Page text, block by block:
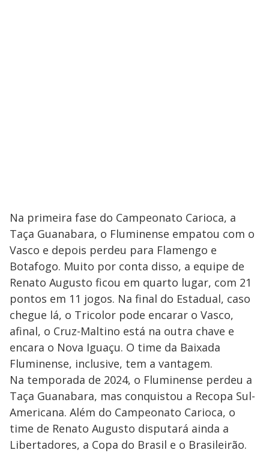
Na primeira fase do Campeonato Carioca, a
Taça Guanabara, o Fluminense empatou com o
Vasco e depois perdeu para Flamengo e
Botafogo. Muito por conta disso, a equipe de
Renato Augusto ficou em quarto lugar, com 21
pontos em 11 jogos. Na final do Estadual, caso
chegue lá, o Tricolor pode encarar o Vasco,
afinal, o Cruz-Maltino está na outra chave e
encara o Nova Iguaçu. O time da Baixada
Fluminense, inclusive, tem a vantagem.
Na temporada de 2024, o Fluminense perdeu a
Taça Guanabara, mas conquistou a Recopa Sul-
Americana. Além do Campeonato Carioca, o
time de Renato Augusto disputará ainda a
Libertadores, a Copa do Brasil e o Brasileirão.